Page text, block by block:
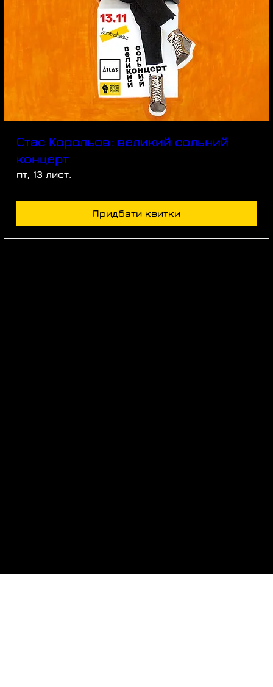
Стас Корольов: великий сольний
концерт
пт, 13 лист.
Придбати квитки